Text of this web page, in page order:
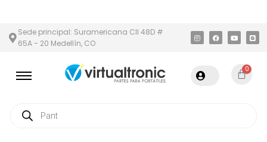
Sede principal: Suramericana Cll 48D #
65A - 20 Medellín, CO
0